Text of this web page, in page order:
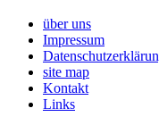
über uns
Impressum
site map
Kontakt
Links